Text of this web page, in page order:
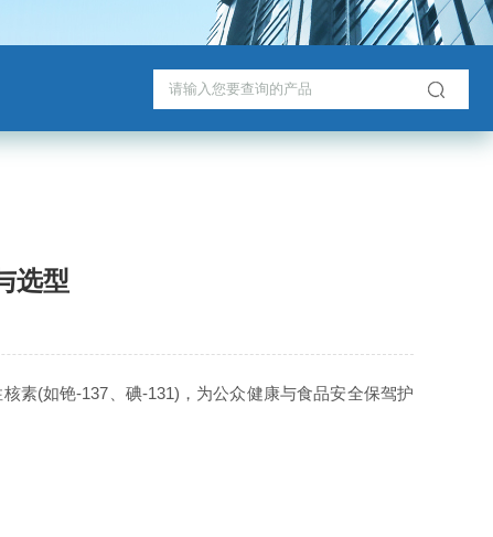
选型
素(如铯-137、碘-131)，为公众健康与食品安全保驾护